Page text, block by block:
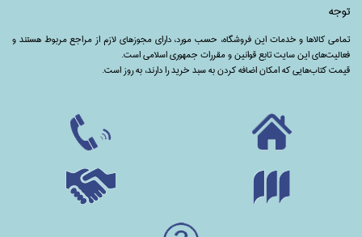
توجه
تمامی‌ کالاها و خدمات این فروشگاه، حسب مورد،‌ دارای مجوزهای لازم از مراجع مربوط هستند ‌و‌‌
فعالیت‌های این سایت تابع قوانین و مقررات جمهوری اسلامی است.
قیمت کتاب‌هایی که امکان اضافه کردن به سبد خرید را دارند،‌ به روز است.